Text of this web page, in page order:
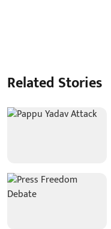
Related Stories